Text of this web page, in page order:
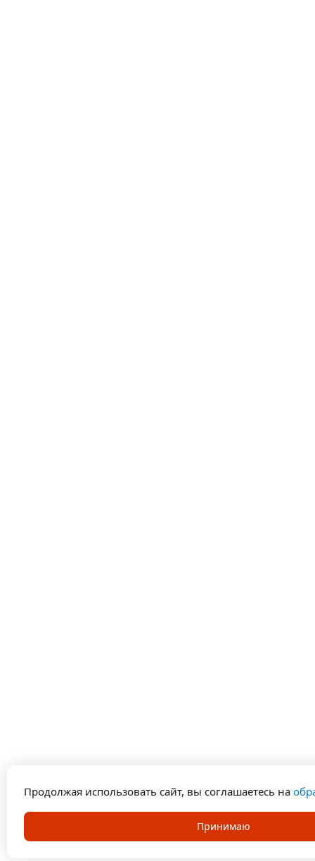
Продолжая использовать сайт, вы соглашаетесь на
Принимаю